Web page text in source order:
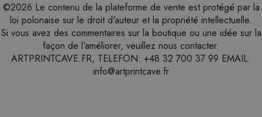
©2026 Le contenu de la plateforme de vente est protégé par la
loi polonaise sur le droit d'auteur et la propriété intellectuelle.
Si vous avez des commentaires sur la boutique ou une idée sur la
façon de l'améliorer, veuillez nous contacter.
ARTPRINTCAVE.FR, TELEFON: +48 32 700 37 99 EMAIL:
info@artprintcave.fr